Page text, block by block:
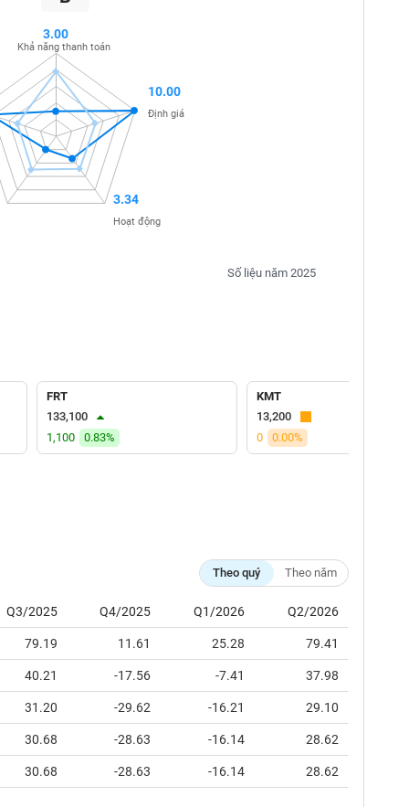
Số liệu năm 2025
3.00
Khả năng thanh toán
10.00
Định giá
3.34
Hoạt động
FRT
133,100
1,100
0.83%
KMT
13,200
0
0.00%
Theo quý Theo năm
Q3/2025 Q4/2025 Q1/2026 Q2/2026
79.19 11.61 25.28 79.41
40.21 -17.56 -7.41 37.98
31.20 -29.62 -16.21 29.10
30.68 -28.63 -16.14 28.62
30.68 -28.63 -16.14 28.62